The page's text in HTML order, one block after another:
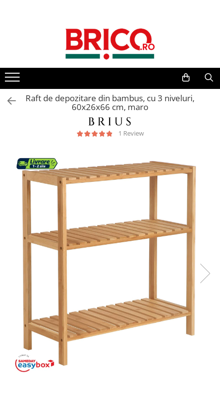
Toate Produsele
Baterii bucatarie
Baterii bideu si dus igienic
Accesorii baterii
Coloane de dus
Seturi de dus
Rigole si scurgere dus
Pare, furtunuri si accesorii
Accesorii dus
Toalete
Seturi WC complete
Raft de depozitare din bambus, cu 3 niveluri,
60x26x66 cm, maro
1 Review